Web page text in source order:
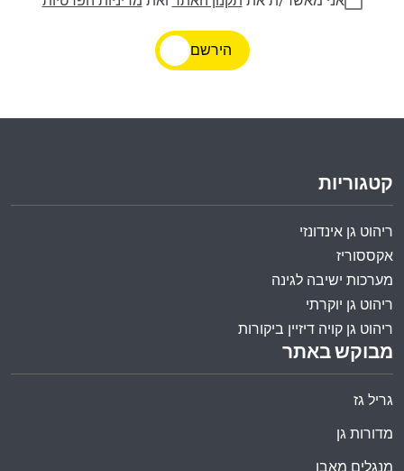
הירשם
מבוקש באתר
גריל גז
מדורות גן
מנגלים מאבן
קטגוריות
ריהוט גן אינדונזי
אקססוריז
מערכות ישיבה לגינה
ריהוט גן יוקרתי
ריהוט גן קויה דיזיין ביקורות